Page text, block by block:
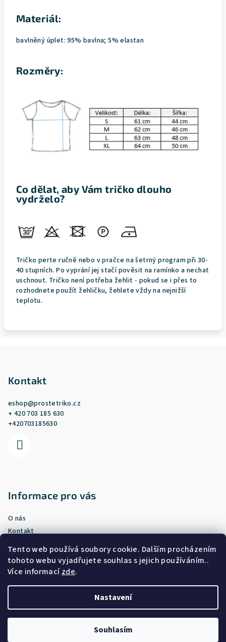
Tento web používá soubory cookie. Dalším procházením
tohoto webu vyjadřujete souhlas s jejich používáním..
Více informacízde.
Nastavení
Souhlasím
Materiál:
bavlněný úplet: 95% bavlna; 5% elastan
Rozměry:
Co dělat, aby Vám tričko dlouho
vydrželo?
Tričko perte ručně nebo v pračce na šetrný program při 30-
40 stupních. Po vyprání jej stačí pověsit na ramínko a nechat
uschnout. Tričko není potřeba žehlit - pokud se i přes to
rozhodnete použít žehličku, žehlete vždy na nejnižší
teplotu.
Kontakt
eshop@prostetriko.cz
+ 420 703 185 630
+420703185630
Informace pro vás
O nás
Kontakt
Vrácení nebo výměna zboží
Obchodní podmínky